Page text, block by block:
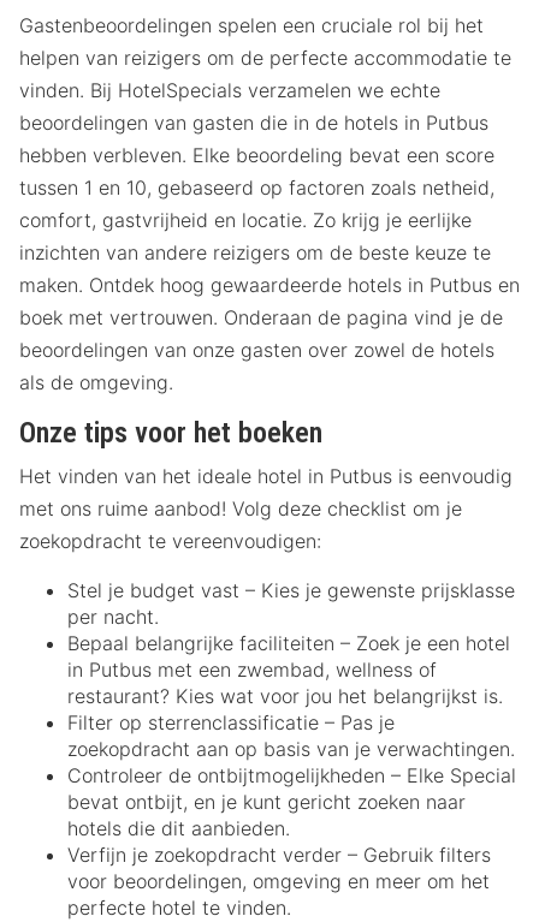
Gastenbeoordelingen spelen een cruciale rol bij het
helpen van reizigers om de perfecte accommodatie te
vinden. Bij HotelSpecials verzamelen we echte
beoordelingen van gasten die in de hotels in Putbus
hebben verbleven. Elke beoordeling bevat een score
tussen 1 en 10, gebaseerd op factoren zoals netheid,
comfort, gastvrijheid en locatie. Zo krijg je eerlijke
inzichten van andere reizigers om de beste keuze te
maken. Ontdek hoog gewaardeerde hotels in Putbus en
boek met vertrouwen. Onderaan de pagina vind je de
beoordelingen van onze gasten over zowel de hotels
als de omgeving.
Onze tips voor het boeken
Het vinden van het ideale hotel in Putbus is eenvoudig
met ons ruime aanbod! Volg deze checklist om je
zoekopdracht te vereenvoudigen:
Stel je budget vast – Kies je gewenste prijsklasse
per nacht.
Bepaal belangrijke faciliteiten – Zoek je een hotel
in Putbus met een zwembad, wellness of
restaurant? Kies wat voor jou het belangrijkst is.
Filter op sterrenclassificatie – Pas je
zoekopdracht aan op basis van je verwachtingen.
Controleer de ontbijtmogelijkheden – Elke Special
bevat ontbijt, en je kunt gericht zoeken naar
hotels die dit aanbieden.
Verfijn je zoekopdracht verder – Gebruik filters
voor beoordelingen, omgeving en meer om het
perfecte hotel te vinden.